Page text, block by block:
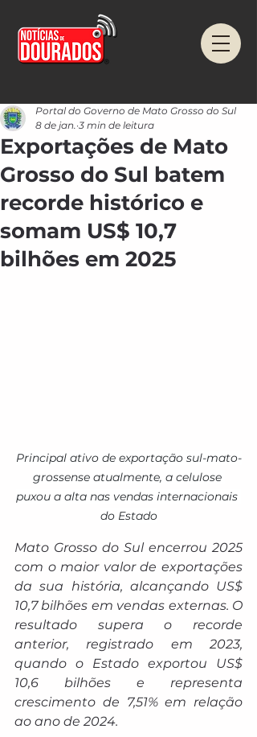
Exportações de Mato
Grosso do Sul batem
recorde histórico e
somam US$ 10,7
bilhões em 2025
Portal do Governo de Mato Grosso do Sul
8 de jan. 3 min de leitura
Principal ativo de exportação sul-mato-
grossense atualmente, a celulose
puxou a alta nas vendas internacionais
do Estado
Mato Grosso do Sul encerrou 2025
com o maior valor de exportações
da sua história, alcançando US$
10,7 bilhões em vendas externas. O
resultado supera o recorde
anterior, registrado em 2023,
quando o Estado exportou US$
10,6 bilhões e representa
crescimento de 7,51% em relação
ao ano de 2024.